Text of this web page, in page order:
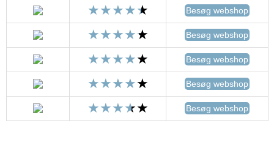
Besøg webshop
Besøg webshop
Besøg webshop
Besøg webshop
Besøg webshop